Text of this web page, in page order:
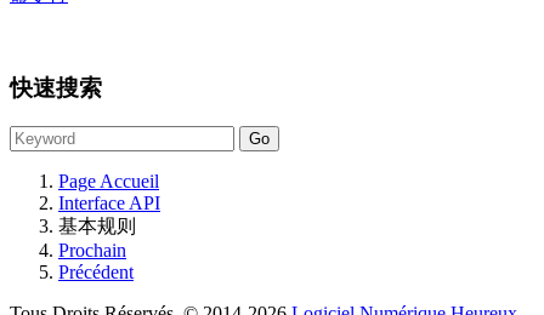
快速搜索
Page Accueil
Interface API
基本规则
Prochain
Précédent